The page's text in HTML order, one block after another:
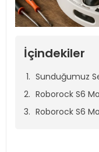
İçindekiler
Sunduğumuz
Roborock S6
Roborock S6